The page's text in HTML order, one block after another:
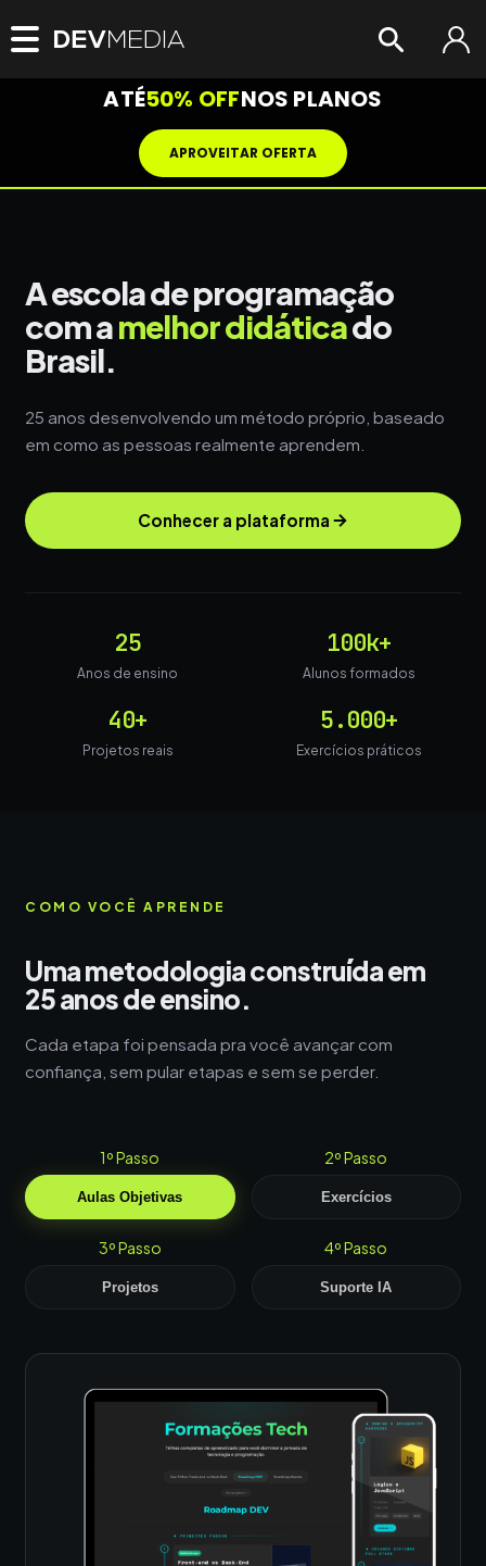
ATÉ50% OFFNOS PLANOS
APROVEITAR OFERTA
A escola de programação
com amelhor didáticado
Brasil.
25 anos desenvolvendo um método próprio, baseado
em como as pessoas realmente aprendem.
Conhecer a plataforma
25
Anos de ensino
100k+
Alunos formados
40+
Projetos reais
5.000+
Exercícios práticos
COMO VOCÊ APRENDE
Uma metodologia construída em
25 anos de ensino.
Cada etapa foi pensada pra você avançar com
confiança, sem pular etapas e sem se perder.
1º Passo
Aulas Objetivas
2º Passo
Exercícios
3º Passo
Projetos
4º Passo
Suporte IA